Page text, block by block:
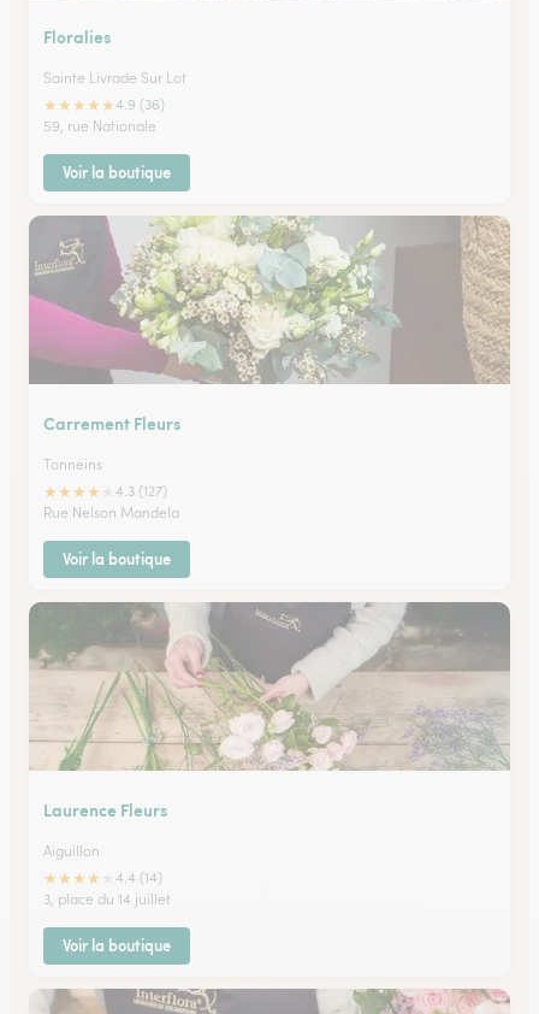
Floralies
Sainte Livrade Sur Lot
★★★★★4.9 (36)
59, rue Nationale
Voir la boutique
Carrement Fleurs
Tonneins
★★★★
4.3 (127)
Rue Nelson Mandela
Voir la boutique
Laurence Fleurs
Aiguillon
★★★★
4.4 (14)
3, place du 14 juillet
Voir la boutique